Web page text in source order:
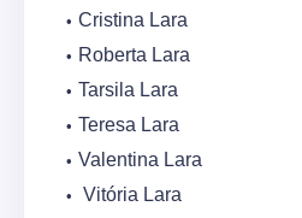
Cristina Lara
Roberta Lara
Tarsila Lara
Teresa Lara
Valentina Lara
Vitória Lara